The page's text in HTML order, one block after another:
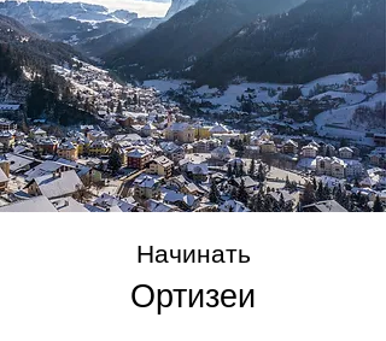
Начинать
Ортизеи